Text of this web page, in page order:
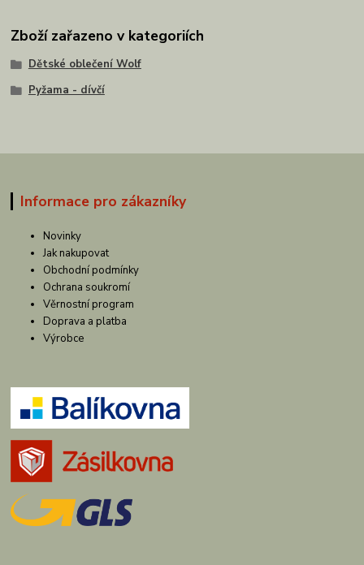
Zboží zařazeno v kategoriích
Dětské oblečení Wolf
Pyžama - dívčí
Informace pro zákazníky
Novinky
Jak nakupovat
Obchodní podmínky
Ochrana soukromí
Věrnostní program
Doprava a platba
Výrobce